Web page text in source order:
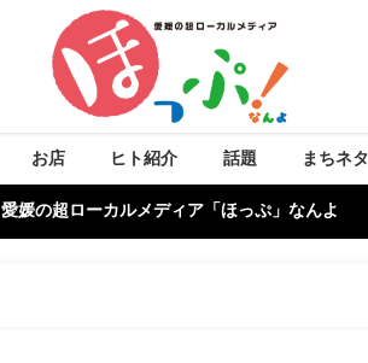
お店 ヒト紹介 話題 まちネタ
愛媛の超ローカルメディア「ほっぷ」なんよ